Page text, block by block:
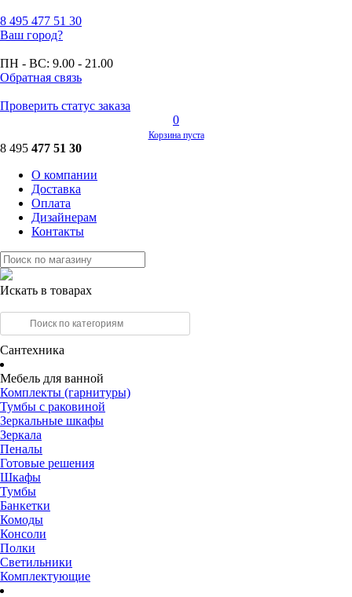
8 495 477 51 30
Ваш город?
ПН - ВС: 9.00 - 21.00
Обратная связь
Проверить статус заказа
0
Корзина пуста
8 495 477 51 30
О компании
Доставка
Оплата
Дизайнерам
Контакты
Искать в товарах
Сантехника
Мебель для ванной
Комплекты (гарнитуры)
Тумбы с раковиной
Зеркальные шкафы
Зеркала
Пеналы
Готовые решения
Шкафы
Тумбы
Банкетки
Комоды
Консоли
Полки
Светильники
Комплектующие